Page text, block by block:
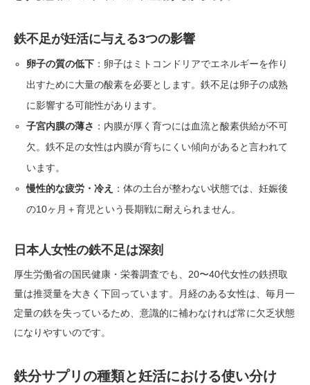
鉄不足が妊活に与える3つの影響
卵子の質の低下 ：卵子はミトコンドリアでエネルギーを作り
出すために大量の酸素を必要とします。鉄不足は卵子の成熟
に影響する可能性があります。
子宮内膜の薄さ ：内膜が厚く育つには血流と酸素供給が不可
欠。鉄不足の女性は内膜が育ちにくい傾向があると言われて
います。
慢性的な疲労・冷え
：体の土台が整わない状態では、妊娠後
の10ヶ月＋育児という長期戦に耐えられません。
日本人女性の鉄不足は深刻
厚生労働省の国民健康・栄養調査でも、20〜40代女性の鉄摂取
量は推奨量を大きく下回っています。月経のある女性は、毎月一
定量の鉄を失っているため、意識的に補わなければ常に欠乏状態
になりやすいのです。
鉄分サプリの種類と妊活における使い分け